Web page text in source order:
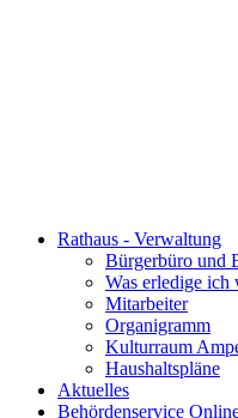
Rathaus - Verwaltung
Bürgerbüro und
Was erledige ich
Mitarbeiter
Organigramm
Kulturraum
Haushaltspläne
Aktuelles
Behördenservice